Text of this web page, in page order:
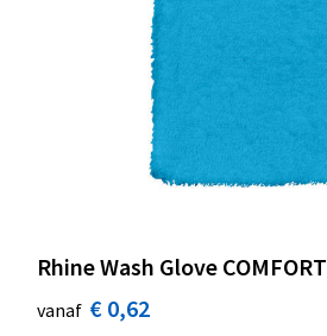
Rhine Wash Glove COMFORT
vanaf € 0,62